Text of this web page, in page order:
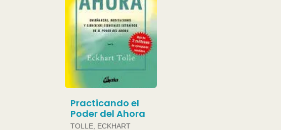
Practicando el
Poder del Ahora
TOLLE, ECKHART